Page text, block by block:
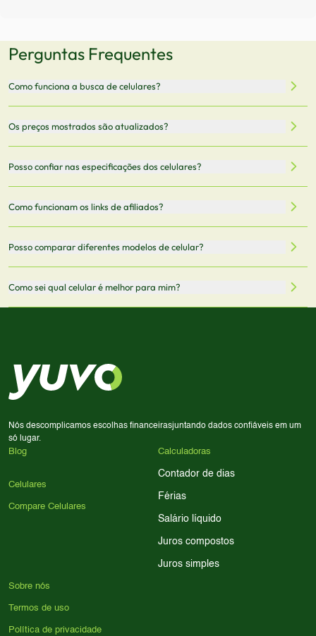
Perguntas Frequentes
Como funciona a busca de celulares?
armazenamento, memória RAM, bateria e conectividade
5G.
Os preços mostrados são atualizados?
vendedor antes de finalizar sua compra.
Posso confiar nas especificações dos celulares?
informações mais recentes de cada modelo.
Como funcionam os links de afiliados?
comissão sem custo adicional para você.
Posso comparar diferentes modelos de celular?
Sim! Você pode selecionar até 3 celulares para comparar
Como sei qual celular é melhor para mim?
processador e bateria são essenciais. Use nossos filtros
para encontrar o celular ideal.
Nós descomplicamos escolhas financeirasjuntando dados confiáveis em um
só lugar.
Blog
Celulares
Compare Celulares
Calculadoras
Contador de dias
Férias
Salário líquido
Juros compostos
Juros simples
Sobre nós
Termos de uso
Política de privacidade